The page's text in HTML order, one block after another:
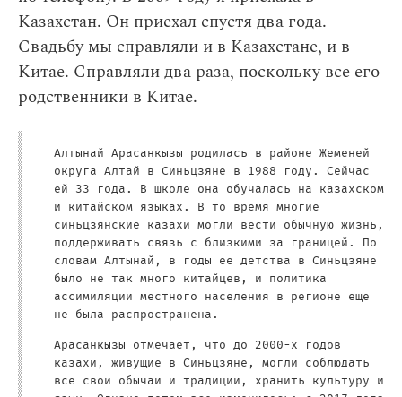
Казахстан. Он приехал спустя два года.
Свадьбу мы справляли и в Казахстане, и в
Китае. Справляли два раза, поскольку все его
родственники в Китае.
Алтынай Арасанкызы родилась в районе Жеменей
округа Алтай в Синьцзяне в 1988 году. Сейчас
ей 33 года. В школе она обучалась на казахском
и китайском языках. В то время многие
синьцзянские казахи могли вести обычную жизнь,
поддерживать связь с близкими за границей. По
словам Алтынай, в годы ее детства в Синьцзяне
было не так много китайцев, и политика
ассимиляции местного населения в регионе еще
не была распространена.
Арасанкызы отмечает, что до 2000-х годов
казахи, живущие в Синьцзяне, могли соблюдать
все свои обычаи и традиции, хранить культуру и